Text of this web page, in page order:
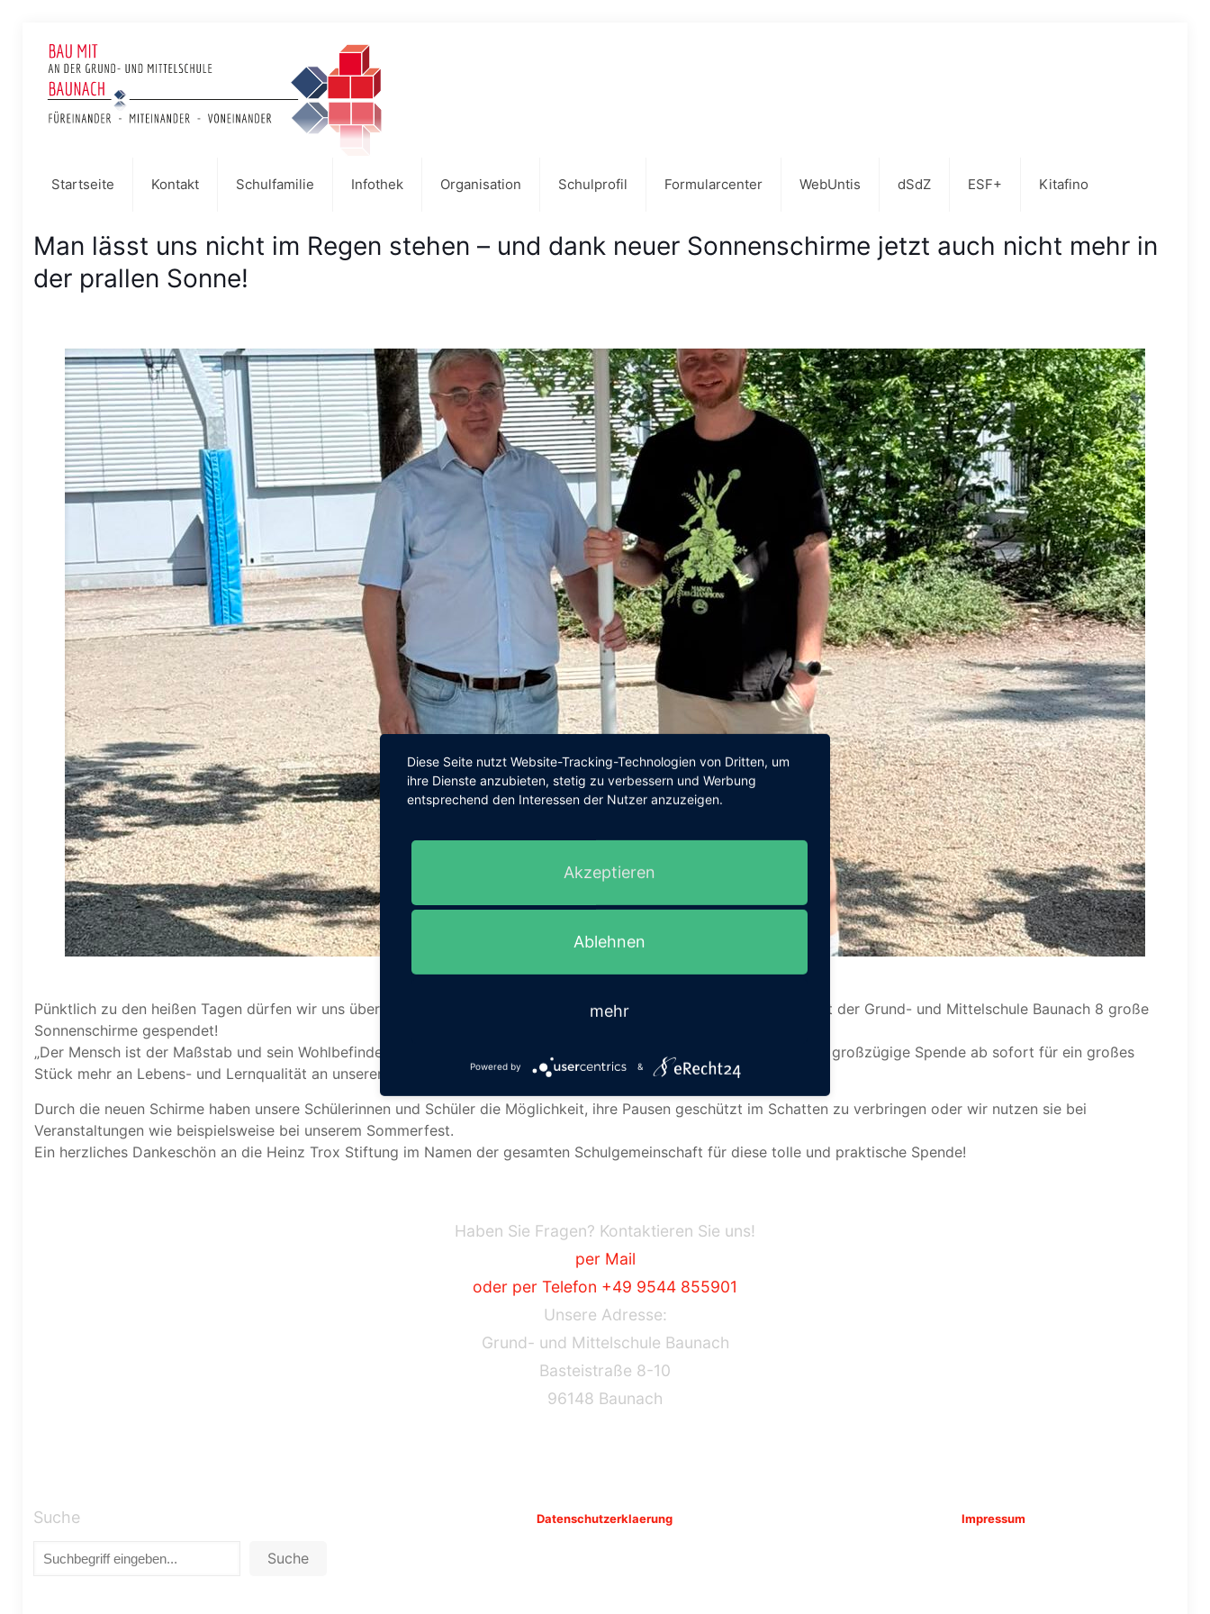
Startseite Kontakt Schulfamilie Infothek Organisation Schulprofil Formularcenter WebUntis dSdZ ESF+ Kitafino
Man lässt uns nicht im Regen stehen – und dank neuer Sonnenschirme jetzt auch nicht mehr in
der prallen Sonne!
Pünktlich zu den heißen Tagen dürfen wir uns über eine großartige Unterstützung freuen: Die Heinz Trox Stiftung hat der Grund- und Mittelschule Baunach 8 große
Sonnenschirme gespendet!
„Der Mensch ist der Maßstab und sein Wohlbefinden unser Ziel“ – getreu diesem Leitgedanken der Stiftung sorgt die großzügige Spende ab sofort für ein großes
Stück mehr an Lebens- und Lernqualität an unserer Schule.
Durch die neuen Schirme haben unsere Schülerinnen und Schüler die Möglichkeit, ihre Pausen geschützt im Schatten zu verbringen oder wir nutzen sie bei
Veranstaltungen wie beispielsweise bei unserem Sommerfest.
Ein herzliches Dankeschön an die Heinz Trox Stiftung im Namen der gesamten Schulgemeinschaft für diese tolle und praktische Spende!
Haben Sie Fragen? Kontaktieren Sie uns!
per Mail
oder per Telefon +49 9544 855901
Unsere Adresse:
Grund- und Mittelschule Baunach
Basteistraße 8-10
96148 Baunach
Suche
Suche
Datenschutzerklaerung Impressum
Diese Seite nutzt Website-Tracking-Technologien von Dritten, um
ihre Dienste anzubieten, stetig zu verbessern und Werbung
entsprechend den Interessen der Nutzer anzuzeigen.
Akzeptieren
Ablehnen
mehr
Powered by &